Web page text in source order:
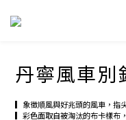
丹寧風車別
▎象徵順風與好兆頭的風車，指
▎彩色面取自被淘汰的布卡樣布